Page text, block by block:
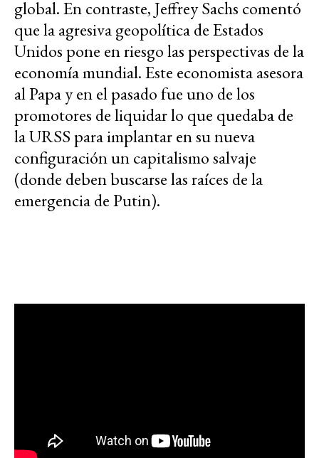
global. En contraste, Jeffrey Sachs comentó
que la agresiva geopolítica de Estados
Unidos pone en riesgo las perspectivas de la
economía mundial. Este economista asesora
al Papa y en el pasado fue uno de los
promotores de liquidar lo que quedaba de
la URSS para implantar en su nueva
configuración un capitalismo salvaje
(donde deben buscarse las raíces de la
emergencia de Putin).